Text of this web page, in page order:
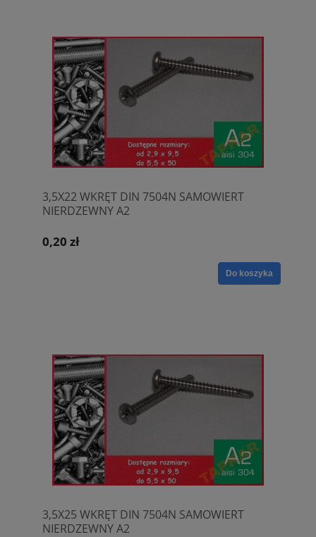
3,5X22 WKRĘT DIN 7504N SAMOWIERT
NIERDZEWNY A2
0,20 zł
Do koszyka
3,5X25 WKRĘT DIN 7504N SAMOWIERT
NIERDZEWNY A2